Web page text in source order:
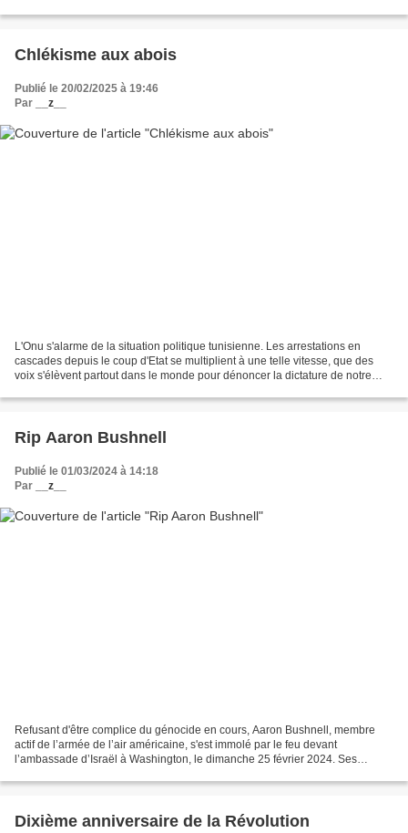
Chlékisme aux abois
Publié le 20/02/2025 à 19:46
Par
__z__
L'Onu s'alarme de la situation politique tunisienne. Les arrestations en
cascades depuis le coup d'Etat se multiplient à une telle vitesse, que des
voix s'élèvent partout dans le monde pour dénoncer la dictature de notre
Rip Aaron Bushnell
Publié le 01/03/2024 à 14:18
Par
__z__
Refusant d'être complice du génocide en cours, Aaron Bushnell, membre
actif de l’armée de l’air américaine, s'est immolé par le feu devant
l’ambassade d’Israël à Washington, le dimanche 25 février 2024. Ses
Dixième anniversaire de la Révolution